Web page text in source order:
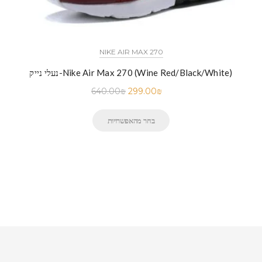
NIKE AIR MAX 270
נעלי נייק-Nike Air Max 270 (Wine Red/Black/White)
640.00₪ 299.00₪
בחר מהאפשרויות